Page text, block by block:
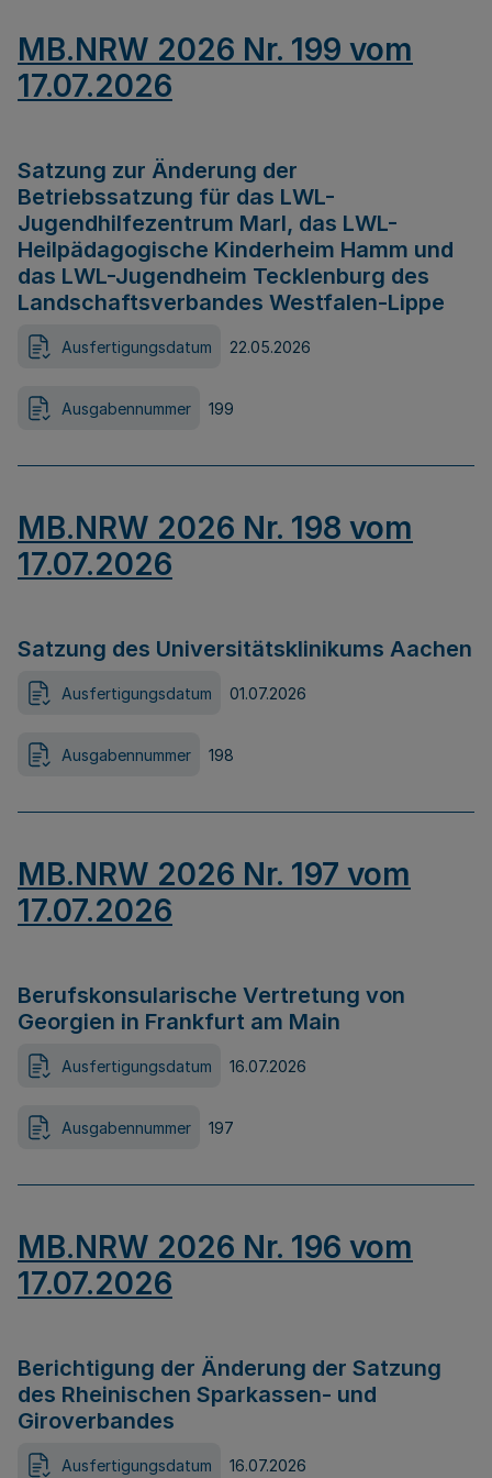
MB.NRW 2026 Nr. 199 vom
17.07.2026
Satzung zur Änderung der
Betriebssatzung für das LWL-
Jugendhilfezentrum Marl, das LWL-
Heilpädagogische Kinderheim Hamm und
das LWL-Jugendheim Tecklenburg des
Landschaftsverbandes Westfalen-Lippe
Ausfertigungsdatum 22.05.2026
Ausgabennummer 199
MB.NRW 2026 Nr. 198 vom
17.07.2026
Satzung des Universitätsklinikums Aachen
Ausfertigungsdatum 01.07.2026
Ausgabennummer 198
MB.NRW 2026 Nr. 197 vom
17.07.2026
Berufskonsularische Vertretung von
Georgien in Frankfurt am Main
Ausfertigungsdatum 16.07.2026
Ausgabennummer 197
MB.NRW 2026 Nr. 196 vom
17.07.2026
Berichtigung der Änderung der Satzung
des Rheinischen Sparkassen- und
Giroverbandes
Ausfertigungsdatum 16.07.2026